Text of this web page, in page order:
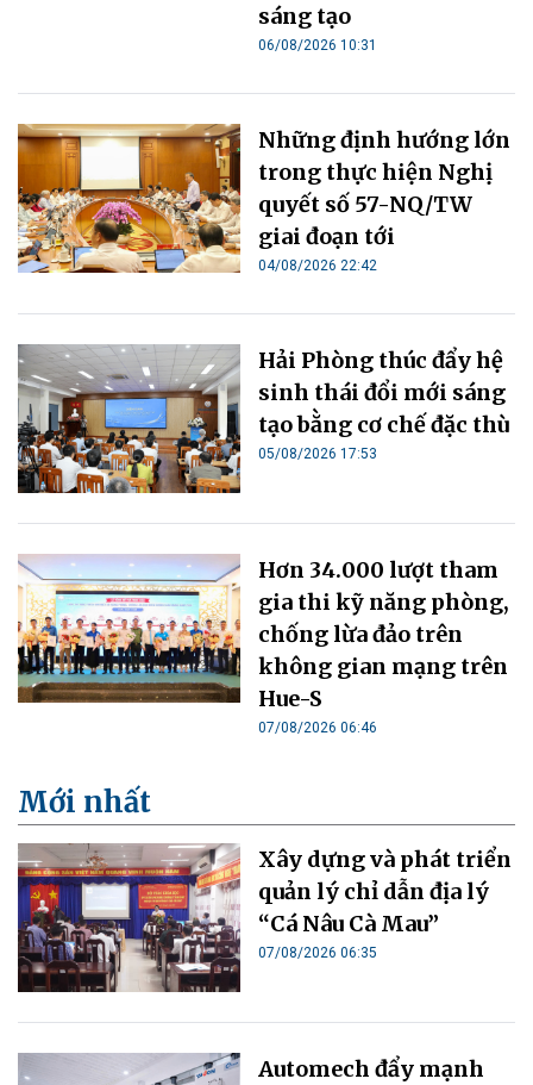
sáng tạo
06/08/2026 10:31
Những định hướng lớn
trong thực hiện Nghị
quyết số 57-NQ/TW
giai đoạn tới
04/08/2026 22:42
Hải Phòng thúc đẩy hệ
sinh thái đổi mới sáng
tạo bằng cơ chế đặc thù
05/08/2026 17:53
Hơn 34.000 lượt tham
gia thi kỹ năng phòng,
chống lừa đảo trên
không gian mạng trên
Hue-S
07/08/2026 06:46
Mới nhất
Xây dựng và phát triển
quản lý chỉ dẫn địa lý
“Cá Nâu Cà Mau”
07/08/2026 06:35
Automech đẩy mạnh